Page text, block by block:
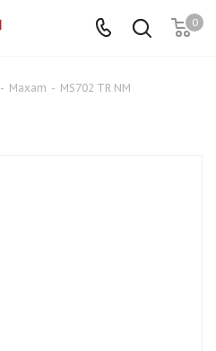
0
- Maxam - MS702 TR NM